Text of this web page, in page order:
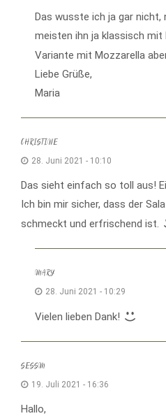
Das wusste ich ja gar nicht,
meisten ihn ja klassisch mit
Variante mit Mozzarella
Liebe Grüße,
Maria
CHRISTINE
28. Juni 2021 - 10:10
Das sieht einfach so toll aus!
Ich bin mir sicher, dass der
schmeckt und erfrischend ist.
MARY
28. Juni 2021 - 10:29
Vielen lieben Dank!
SESSM
19. Juli 2021 - 16:36
Hallo,